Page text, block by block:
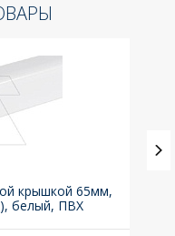
крышкой 65мм,
белый, ПВХ